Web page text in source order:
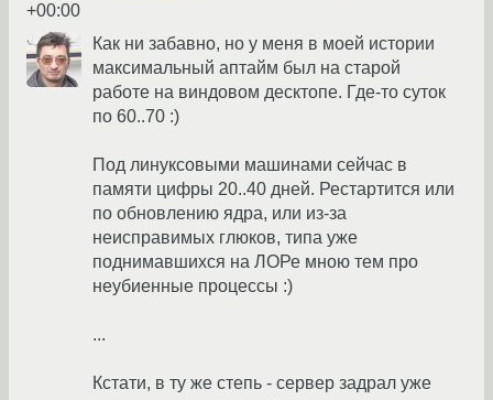
+00:00
Как ни забавно, но у меня в моей истории
максимальный аптайм был на старой
работе на виндовом десктопе. Где-то суток
по 60..70 :)
Под линуксовыми машинами сейчас в
памяти цифры 20..40 дней. Рестартится или
по обновлению ядра, или из-за
неисправимых глюков, типа уже
поднимавшихся на ЛОРе мною тем про
неубиенные процессы :)
...
Кстати, в ту же степь - сервер задрал уже